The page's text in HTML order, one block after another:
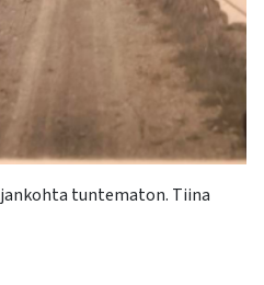
tuntematon. Tiina